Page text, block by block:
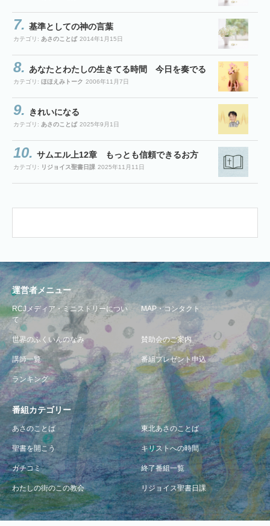
基準としての神の言葉
カテゴリ: あさのことば 2014年1月15日
あなたとわたしの生きてる時間 今日を奏でる
カテゴリ: ほほえみトーク 2006年11月7日
きれいになる
カテゴリ: あさのことば 2025年9月1日
サムエル上12章 もっとも信頼できるお方
カテゴリ: リジョイス聖書日課 2025年11月11日
運営者メニュー
RCJメディア・ミニストリーについ
て
MAP・コンタクト
世界のふくいんのなみ 賛助会のご案内
講師一覧 番組プレゼント申込
ランキング
番組カテゴリー
あさのことば 東北あさのことば
聖書を開こう キリストへの時間
ガチコミ 終了番組一覧
わたしの街のこの教会 リジョイス聖書日課